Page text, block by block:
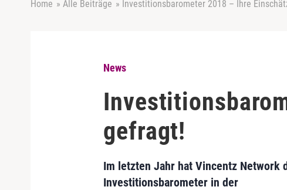
Home » Alle Beiträge » Investitionsbarometer 2018 – Ihre
News
gefragt!
Im letzten Jahr hat Vincentz Network
Investitionsbarometer in der